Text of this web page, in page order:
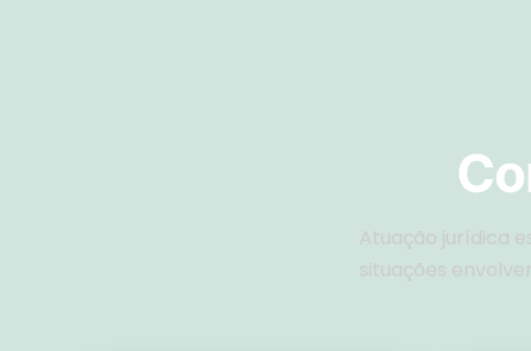
Atuação jurídica
situações